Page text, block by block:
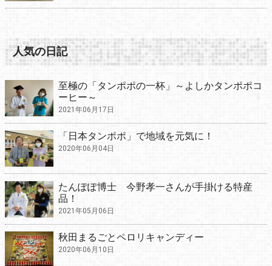
人気の日記
至極の「タンポポの一杯」～よしかタンポポコ
ーヒー～
2021年06月17日
「日本タンポポ」で地域を元気に！
2020年06月04日
たんぽぽ博士 今野孝一さんが手掛ける特産
品！
2021年05月06日
秋田まるごとペロリキャンディー
2020年06月10日